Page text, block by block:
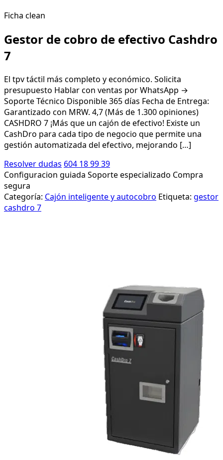
Ficha clean
Gestor de cobro de efectivo Cashdro
7
El tpv táctil más completo y económico. Solicita
presupuesto Hablar con ventas por WhatsApp →
Soporte Técnico Disponible 365 días Fecha de Entrega:
Garantizado con MRW. 4,7 (Más de 1.300 opiniones)
CASHDRO 7 ¡Más que un cajón de efectivo! Existe un
CashDro para cada tipo de negocio que permite una
gestión automatizada del efectivo, mejorando […]
Resolver dudas 604 18 99 39
Configuracion guiada Soporte especializado Compra
segura
Categoría: Cajón inteligente y autocobro Etiqueta: gestor
cashdro 7